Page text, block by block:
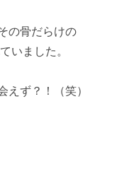
の骨だらけの
いました。
えず？！（笑）